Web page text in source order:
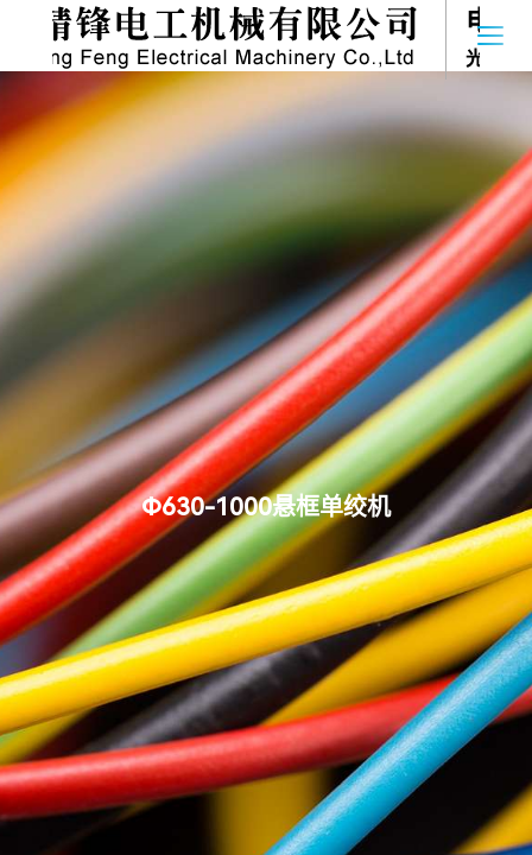
首页
关于我们
产品系列
Language
搜索
Ф630-1000悬框单绞机